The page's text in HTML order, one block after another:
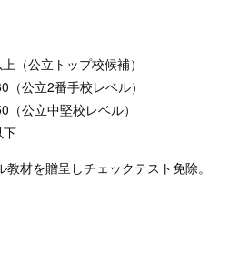
（公立トップ校候補）
公立2番手校レベル）
公立中堅校レベル）
下
材を贈呈しチェックテスト免除。